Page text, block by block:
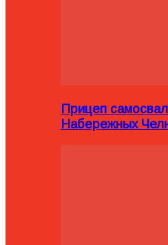
Прицеп
Набережных